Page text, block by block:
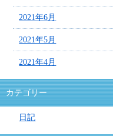
2021年6月
2021年5月
2021年4月
カテゴリー
日記